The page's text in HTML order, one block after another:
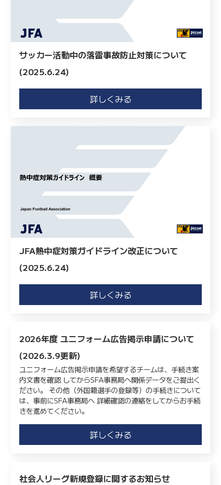
サッカー活動中の落雷事故防止対策について
(2025.6.24)
詳しくみる
JFA熱中症対策ガイドライン改正について
(2025.6.24)
詳しくみる
2026年度 ユニフォーム広告掲示申請について
(2026.3.9更新)
ユニフォーム広告掲示申請を希望するチームは、手続き案
内文書を確認 してからSFA事務局へ関係データをご提出く
ださい。 その他（外国籍選手の登録等）の手続きについて
は、事前にSFA事務局へ 詳細確認の連絡をしてからお手続
きを進めてください。
詳しくみる
社会人リーグ新規登録に関するお知らせ